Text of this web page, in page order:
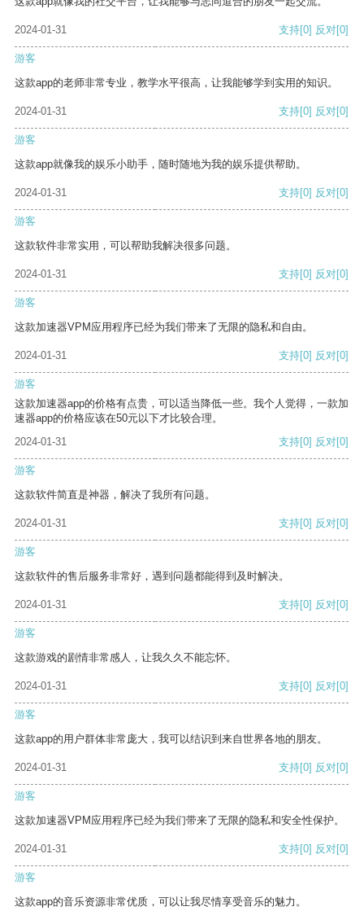
2024-01-31 支持[0] 反对[0]
游客
这款app的老师非常专业，教学水平很高，让我能够学到实用的知识。
2024-01-31 支持[0] 反对[0]
游客
这款app就像我的娱乐小助手，随时随地为我的娱乐提供帮助。
2024-01-31 支持[0] 反对[0]
游客
这款软件非常实用，可以帮助我解决很多问题。
2024-01-31 支持[0] 反对[0]
游客
这款加速器VPM应用程序已经为我们带来了无限的隐私和自由。
2024-01-31 支持[0] 反对[0]
游客
这款加速器app的价格有点贵，可以适当降低一些。我个人觉得，一款加
速器app的价格应该在50元以下才比较合理。
2024-01-31
支持[0] 反对[0]
游客
这款软件简直是神器，解决了我所有问题。
2024-01-31 支持[0] 反对[0]
游客
这款软件的售后服务非常好，遇到问题都能得到及时解决。
2024-01-31 支持[0] 反对[0]
游客
这款游戏的剧情非常感人，让我久久不能忘怀。
2024-01-31 支持[0] 反对[0]
游客
这款app的用户群体非常庞大，我可以结识到来自世界各地的朋友。
2024-01-31 支持[0] 反对[0]
游客
这款加速器VPM应用程序已经为我们带来了无限的隐私和安全性保护。
2024-01-31 支持[0] 反对[0]
游客
这款app的音乐资源非常优质，可以让我尽情享受音乐的魅力。